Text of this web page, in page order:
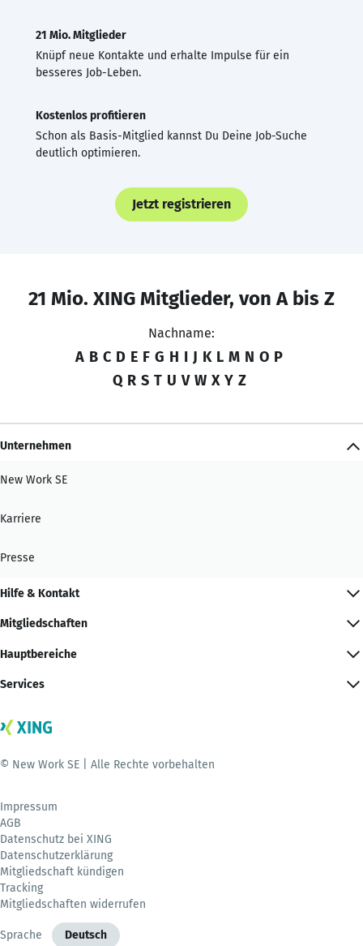
21 Mio. Mitglieder
Knüpf neue Kontakte und erhalte Impulse für ein
besseres Job-Leben.
Kostenlos profitieren
Schon als Basis-Mitglied kannst Du Deine Job-Suche
deutlich optimieren.
Jetzt registrieren
21 Mio. XING Mitglieder, von A bis Z
Nachname:
A B C D E F G H I J K L M N O P
Q R S T U V W X Y Z
Unternehmen
New Work SE
Karriere
Presse
Hilfe & Kontakt
Mitgliedschaften
Hauptbereiche
Services
© New Work SE | Alle Rechte vorbehalten
Impressum
AGB
Datenschutz bei XING
Datenschutzerklärung
Mitgliedschaft kündigen
Tracking
Mitgliedschaften widerrufen
Sprache Deutsch